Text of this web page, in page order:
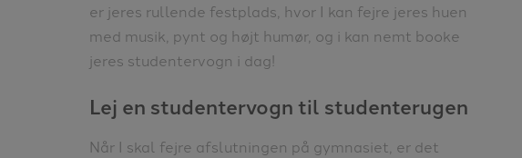
er jeres rullende festplads, hvor I kan fejre jeres huen
med musik, pynt og højt humør, og i kan nemt booke
jeres studentervogn i dag!
Lej en studentervogn til studenterugen
Når I skal fejre afslutningen på gymnasiet, er det